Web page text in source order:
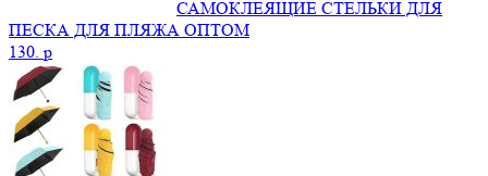
САМОКЛЕЯЩИЕ СТЕЛЬКИ ДЛЯ
ПЕСКА ДЛЯ ПЛЯЖА ОПТОМ
130. p